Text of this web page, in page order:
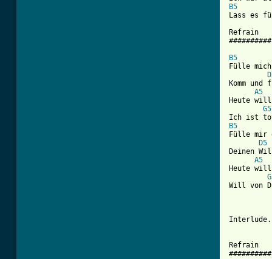
B5
Lass es
Refrain
##########
B5
Fülle
Komm
A5
Heute
G5
B5
Fülle mir
D5
Deinen
A5
Heute
Will von
Refrain
##########